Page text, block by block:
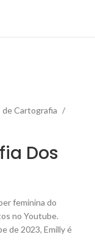
de Cartografia
Dos
feminina do
no Youtube.
de 2023, Emilly é